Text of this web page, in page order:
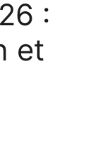
:
et